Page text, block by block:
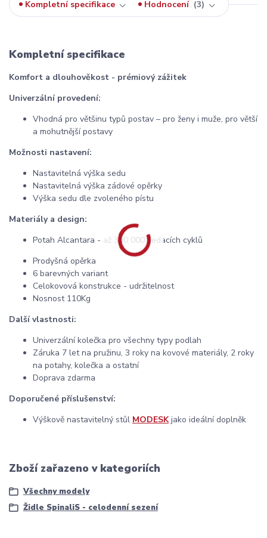
Kompletní specifikace Hodnocení 3
Kompletní specifikace
Komfort a dlouhověkost - prémiový zážitek
Univerzální provedení:
Vhodná pro většinu typů postav – pro ženy i muže, pro větší
a mohutnější postavy
Možnosti nastavení:
Nastavitelná výška sedu
Nastavitelná výška zádové opěrky
Výška sedu dle zvoleného pístu
Materiály a design:
Potah Alcantara - až 300 000 sedacích cyklů
Prodyšná opěrka
6 barevných variant
Celokovová konstrukce - udržitelnost
Nosnost 110Kg
Další vlastnosti:
Univerzální kolečka pro všechny typy podlah
Záruka 7 let na pružinu, 3 roky na kovové materiály, 2 roky
na potahy, kolečka a ostatní
Doprava zdarma
Doporučené příslušenství:
Výškově nastavitelný stůl MODESKjako ideální doplněk
Zboží zařazeno v kategoriích
Všechny modely
Židle SpinaliS - celodenní sezení